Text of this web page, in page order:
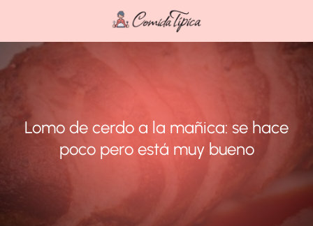
Lomo de cerdo a la mañica: se hace
poco pero está muy bueno